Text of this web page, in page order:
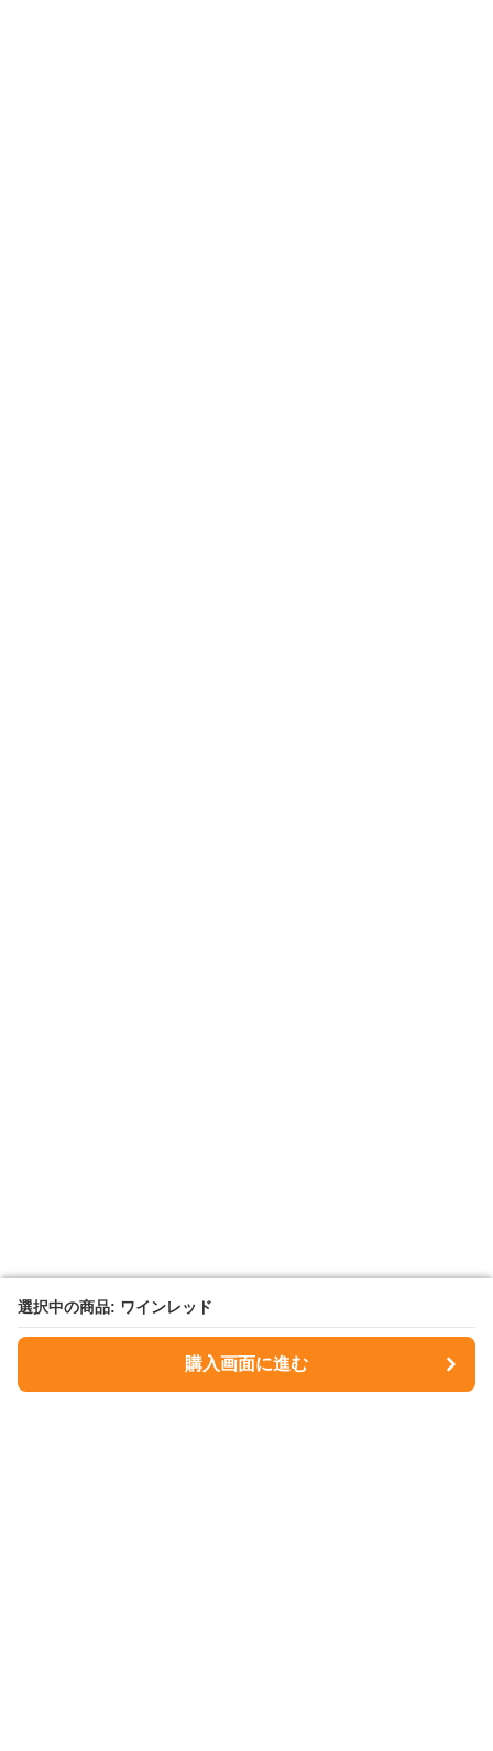
選択中の商品: ワインレッド
購入画面に進む
選択中の商品: ワインレッド
購入画面に進む